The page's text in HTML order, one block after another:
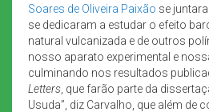
Soares de Oliveira Paixão se
se dedicaram a estudar o efeito
natural vulcanizada e de outros
nosso aparato experimental e
culminando nos resultados
Letters , que farão parte da
Usuda”, diz Carvalho, que além de